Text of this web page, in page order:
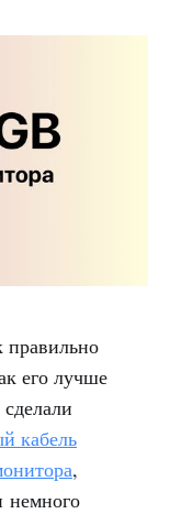
правильно
его лучше
кабель
,
немного